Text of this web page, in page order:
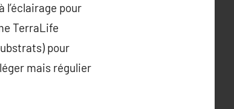
pour
TerraLife
pour
mais régulier